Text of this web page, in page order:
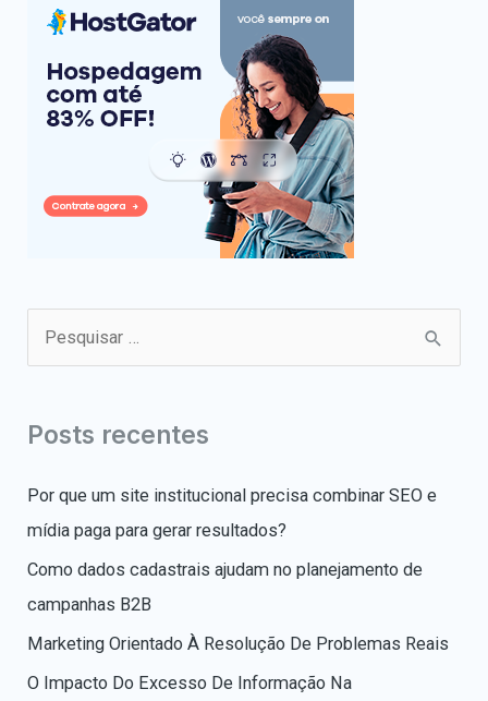
Confira
sugestões
práticas!
q
i
s
a
r
p
o
Posts recentes
Por que um site institucional precisa combinar SEO e
mídia paga para gerar resultados?
Como dados cadastrais ajudam no planejamento de
campanhas B2B
Marketing Orientado À Resolução De Problemas Reais
O Impacto Do Excesso De Informação Na